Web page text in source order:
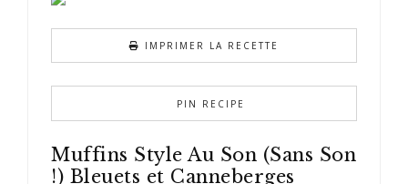
IMPRIMER LA RECETTE
PIN RECIPE
Muffins Style Au Son (Sans Son
!) Bleuets et Canneberges